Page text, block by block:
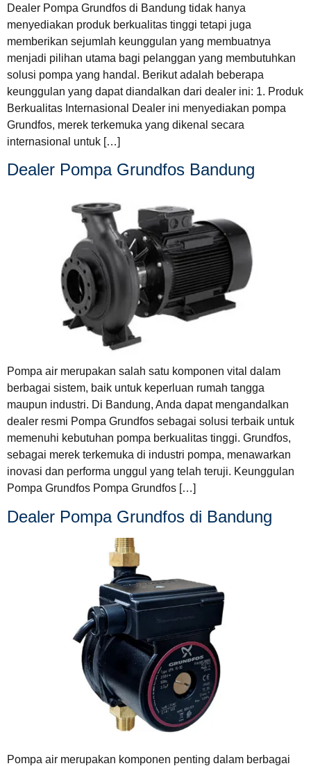
Dealer Pompa Grundfos di Bandung tidak hanya
menyediakan produk berkualitas tinggi tetapi juga
memberikan sejumlah keunggulan yang membuatnya
menjadi pilihan utama bagi pelanggan yang membutuhkan
solusi pompa yang handal. Berikut adalah beberapa
keunggulan yang dapat diandalkan dari dealer ini: 1. Produk
Berkualitas Internasional Dealer ini menyediakan pompa
Grundfos, merek terkemuka yang dikenal secara
internasional untuk […]
Dealer Pompa Grundfos Bandung
Pompa air merupakan salah satu komponen vital dalam
berbagai sistem, baik untuk keperluan rumah tangga
maupun industri. Di Bandung, Anda dapat mengandalkan
dealer resmi Pompa Grundfos sebagai solusi terbaik untuk
memenuhi kebutuhan pompa berkualitas tinggi. Grundfos,
sebagai merek terkemuka di industri pompa, menawarkan
inovasi dan performa unggul yang telah teruji. Keunggulan
Pompa Grundfos Pompa Grundfos […]
Dealer Pompa Grundfos di Bandung
Pompa air merupakan komponen penting dalam berbagai